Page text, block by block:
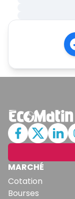
MARCHÉ
Cotation
Bourses